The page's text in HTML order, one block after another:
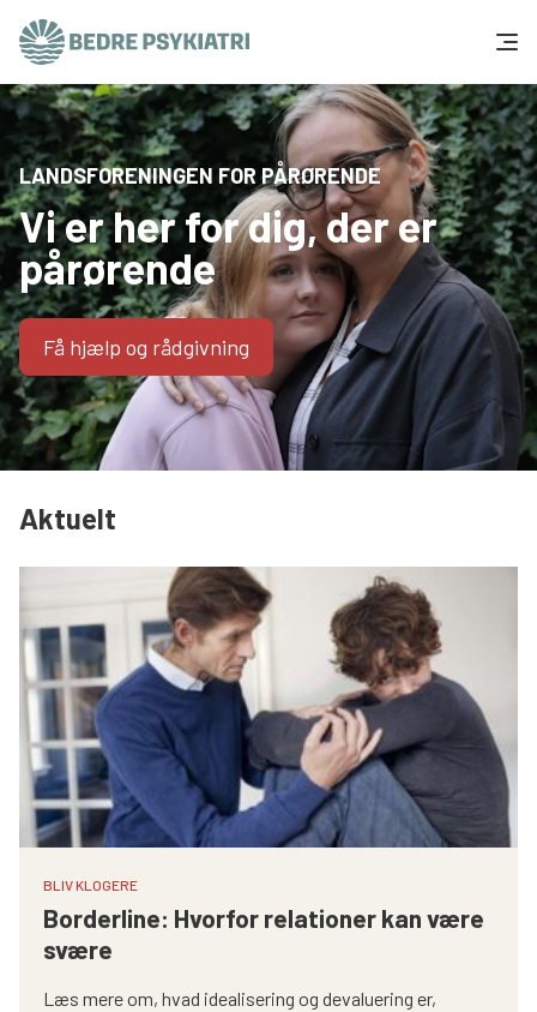
Skip to content
Få hjælp
Tal og fakta
Om os
Vær med
Presse og politik
Støt os
Søg
LANDSFORENINGEN FOR PÅRØRENDE
Vi er her for dig, der er
pårørende
Få hjælp og rådgivning
Aktuelt
BLIV KLOGERE
Borderline: Hvorfor relationer kan være
svære
Læs mere om, hvad idealisering og devaluering er,